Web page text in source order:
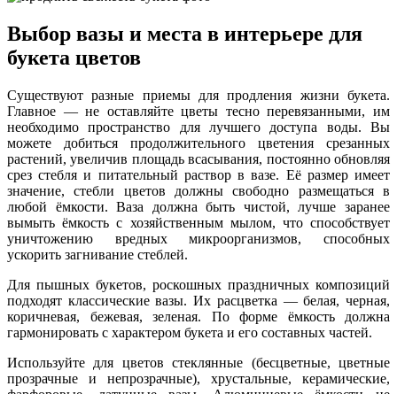
Выбор вазы и места в интерьере для
букета цветов
Существуют разные приемы для продления жизни букета.
Главное — не оставляйте цветы тесно перевязанными, им
необходимо пространство для лучшего доступа воды. Вы
можете добиться продолжительного цветения срезанных
растений, увеличив площадь всасывания, постоянно обновляя
срез стебля и питательный раствор в вазе. Её размер имеет
значение, стебли цветов должны свободно размещаться в
любой ёмкости. Ваза должна быть чистой, лучше заранее
вымыть ёмкость с хозяйственным мылом, что способствует
уничтожению вредных микроорганизмов, способных
ускорить загнивание стеблей.
Для пышных букетов, роскошных праздничных композиций
подходят классические вазы. Их расцветка — белая, черная,
коричневая, бежевая, зеленая. По форме ёмкость должна
гармонировать с характером букета и его составных частей.
Используйте для цветов стеклянные (бесцветные, цветные
прозрачные и непрозрачные), хрустальные, керамические,